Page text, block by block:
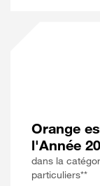
Orange
l'Année
dans la
particuliers**